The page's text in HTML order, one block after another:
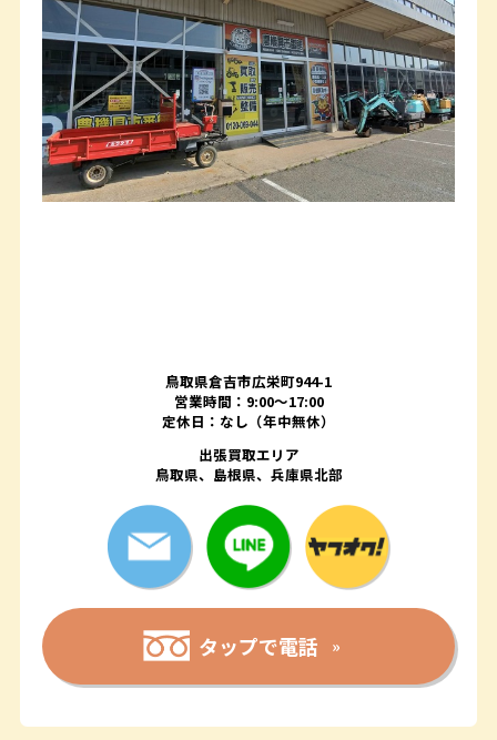
鳥取県倉吉市広栄町944-1
営業時間：9:00～17:00
定休日：なし（年中無休）
出張買取エリア
鳥取県、島根県、兵庫県北部
タップで電話